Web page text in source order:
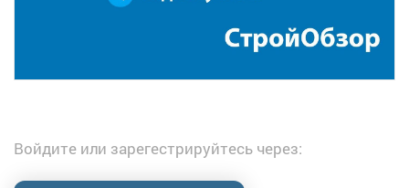
Войдите или зарегестрируйтесь через: